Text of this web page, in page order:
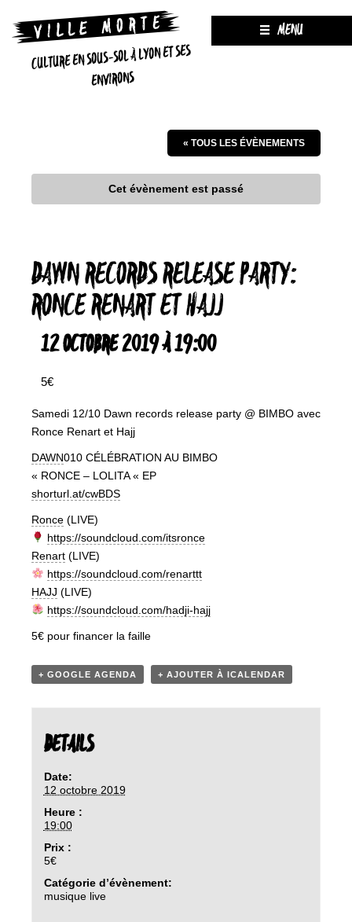
CULTURE EN SOUS-SOL À LYON ET SES
ENVIRONS
MENU
« TOUS LES ÉVÈNEMENTS
Cet évènement est passé
DAWN RECORDS RELEASE PARTY:
RONCE RENART ET HAJJ
12 OCTOBRE 2019 À 19:00
5€
Samedi 12/10 Dawn records release party @ BIMBO avec
Ronce Renart et Hajj
DAWN010 CÉLÉBRATION AU BIMBO
« RONCE – LOLITA « EP
shorturl.at/cwBDS
Ronce (LIVE)
https://soundcloud.com/itsronce
Renart (LIVE)
https://soundcloud.com/renarttt
HAJJ (LIVE)
https://soundcloud.com/hadji-hajj
5€ pour financer la faille
+ GOOGLE AGENDA + AJOUTER À ICALENDAR
DETAILS
Date:
12 octobre 2019
Heure :
19:00
Prix :
5€
Catégorie d’évènement:
musique live